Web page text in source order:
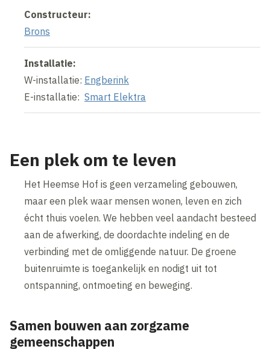
Constructeur:
Brons
Installatie:
W-installatie: Engberink
E-installatie:Smart Elektra
Een plek om te leven
Het Heemse Hof is geen verzameling gebouwen,
maar een plek waar mensen wonen, leven en zich
écht thuis voelen. We hebben veel aandacht besteed
aan de afwerking, de doordachte indeling en de
verbinding met de omliggende natuur. De groene
buitenruimte is toegankelijk en nodigt uit tot
ontspanning, ontmoeting en beweging.
Samen bouwen aan zorgzame
gemeenschappen